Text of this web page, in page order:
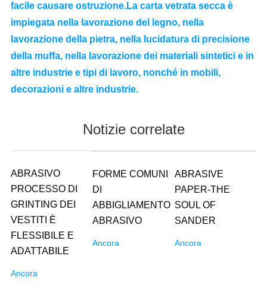
facile causare ostruzione.La carta vetrata secca è
impiegata nella lavorazione del legno, nella
lavorazione della pietra, nella lucidatura di precisione
della muffa, nella lavorazione dei materiali sintetici e in
altre industrie e tipi di lavoro, nonché in mobili,
decorazioni e altre industrie.
Notizie correlate
ABRASIVO
PROCESSO DI
GRINTING DEI
VESTITI È
FLESSIBILE E
ADATTABILE
Ancora
FORME COMUNI
DI
ABBIGLIAMENTO
ABRASIVO
Ancora
ABRASIVE
PAPER-THE
SOUL OF
SANDER
Ancora